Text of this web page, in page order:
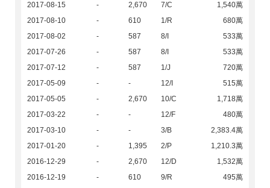
2017-08-15
- 2,670 7/C
1,540萬
2017-08-10
- 610 1/R
680萬
2017-08-02
- 587 8/I
533萬
2017-07-26
- 587 8/I
533萬
2017-07-12
- 587 1/J
720萬
2017-05-09
- - 12/I
515萬
2017-05-05
- 2,670 10/C
1,718萬
2017-03-22
- - 12/F
480萬
2017-03-10
- - 3/B
2,383.4萬
2017-01-20
- 1,395 2/P
1,210.3萬
2016-12-29
- 2,670 12/D
1,532萬
2016-12-19
- 610 9/R
495萬